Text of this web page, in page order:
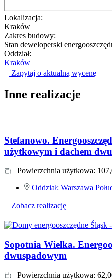
Lokalizacja:
Kraków
Zakres budowy:
Stan deweloperski
Oddział:
Kraków
Zapytaj o aktualną wycenę
Inne realizacje
Stefanowo.
użytkowym i dachem
Powierzchnia użytkowa:
Oddział: Warszawa
Zobacz realizację
Sopotnia Wielka.
dwuspadowym
Powierzchnia użytkowa: